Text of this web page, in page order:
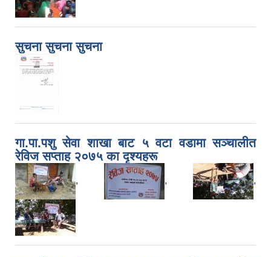
सुचना सुचना सुचना
गा.पा.पशु सेवा शाखा बाट ५ वटा वडामा सञ्चालीत
रेविज सप्ताह २०७५ का दृश्यहरू
, , ,